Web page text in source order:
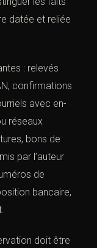
datée et reliée
: relevés
confirmations
avec en-
réseaux
bons de
par l’auteur
de
bancaire,
doit être